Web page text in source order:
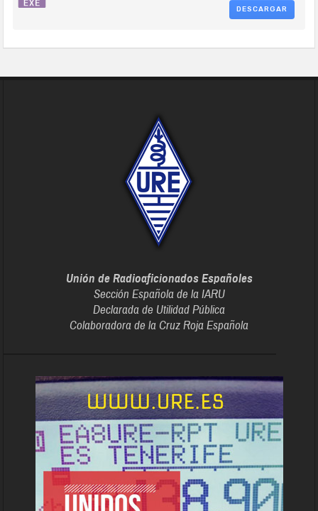
DESCARGAR
Unión de Radioaficionados Españoles
Sección Española de la IARU
Declarada de Utilidad Pública
Colaboradora de la Cruz Roja Española